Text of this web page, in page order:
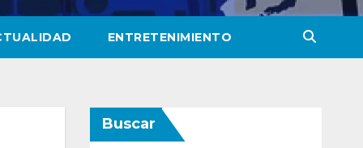
ENTRETENIMIENTO
Buscar